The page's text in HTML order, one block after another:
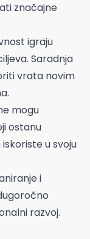
značajne
igraju
Saradnja
vrata novim
mogu
ostanu
u svoju
i
razvoj.